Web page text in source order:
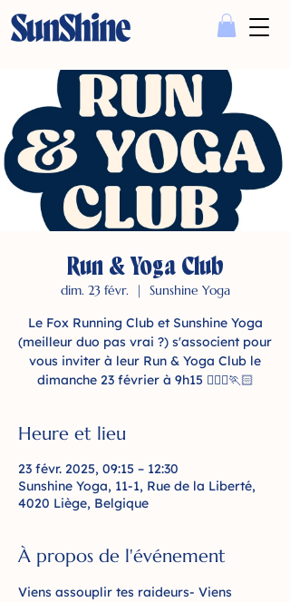
Run & Yoga Club
dim. 23 févr.
  |
Sunshine Yoga
Le Fox Running Club et Sunshine Yoga
(meilleur duo pas vrai ?) s'associent pour
vous inviter à leur Run & Yoga Club le
dimanche 23 février à 9h15 🧘🏻‍♀🏃🏻
Heure et lieu
23 févr. 2025, 09:15 – 12:30
Sunshine Yoga, 11-1, Rue de la Liberté,
4020 Liège, Belgique
À propos de l'événement
Viens assouplir tes raideurs- Viens